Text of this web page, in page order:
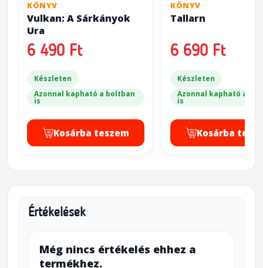
KÖNYV
Vulkan: A Sárkányok
Ura
6 490 Ft
Készleten
Azonnal kapható a boltban
is
Kosárba teszem
KÖNYV
Tallarn
6 690 Ft
Készleten
Azonnal kapható a
is
Kosárba
Értékelések
Még nincs értékelés ehhez a
termékhez.